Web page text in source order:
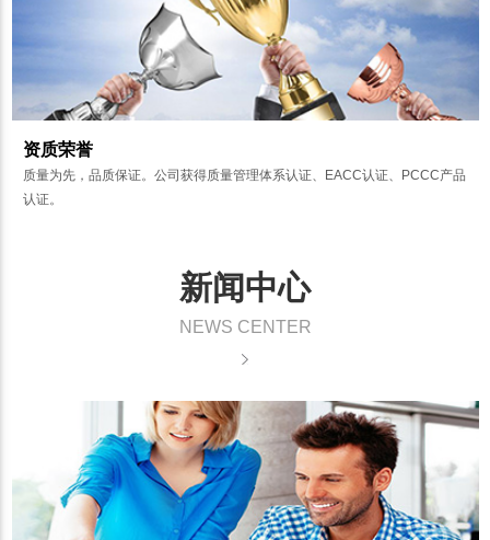
资质荣誉
质量为先，品质保证。公司获得质量管理体系认证、EACC认证、PCCC产品
认证。
新闻中心
NEWS CENTER